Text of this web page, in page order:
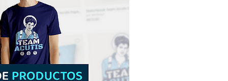
Señora de La
| Descarga gratuita
a color sin fondo